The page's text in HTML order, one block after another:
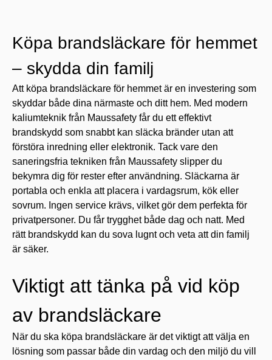
Köpa brandsläckare för hemmet
– skydda din familj
Att köpa brandsläckare för hemmet är en investering som
skyddar både dina närmaste och ditt hem. Med modern
kaliumteknik från Maussafety får du ett effektivt
brandskydd som snabbt kan släcka bränder utan att
förstöra inredning eller elektronik. Tack vare den
saneringsfria tekniken från Maussafety slipper du
bekymra dig för rester efter användning. Släckarna är
portabla och enkla att placera i vardagsrum, kök eller
sovrum. Ingen service krävs, vilket gör dem perfekta för
privatpersoner. Du får trygghet både dag och natt. Med
rätt brandskydd kan du sova lugnt och veta att din familj
är säker.
Viktigt att tänka på vid köp
av brandsläckare
När du ska köpa brandsläckare är det viktigt att välja en
lösning som passar både din vardag och den miljö du vill